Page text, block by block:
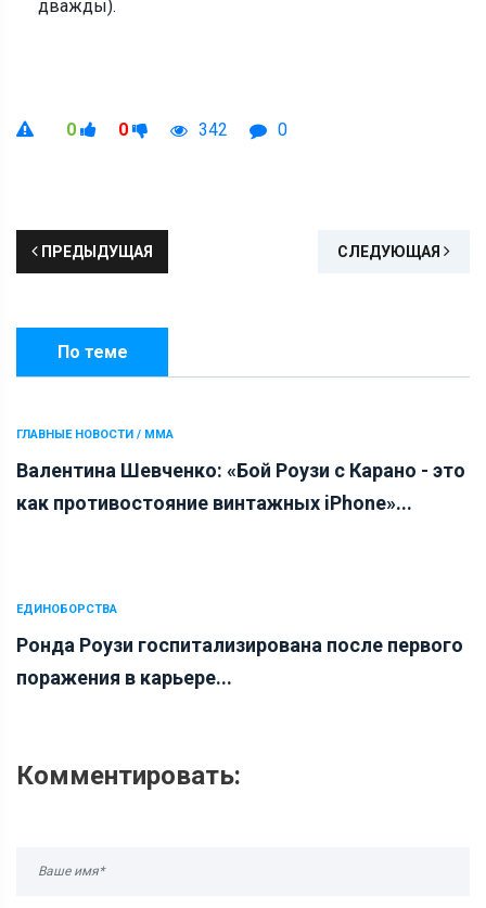
дважды).
0 0 342 0
ПРЕДЫДУЩАЯ СЛЕДУЮЩАЯ
По теме
ГЛАВНЫЕ НОВОСТИ / ММА
Валентина Шевченко: «Бой Роузи с Карано - это
как противостояние винтажных iPhone»...
ЕДИНОБОРСТВА
Ронда Роузи госпитализирована после первого
поражения в карьере...
Комментировать: